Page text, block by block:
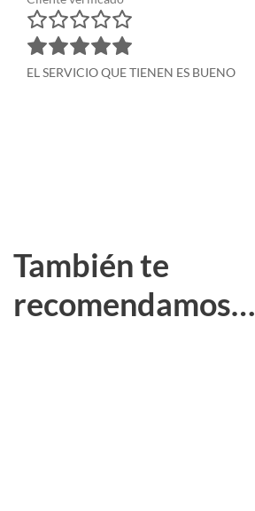
EL SERVICIO QUE TIENEN ES BUENO
También te
recomendamos…